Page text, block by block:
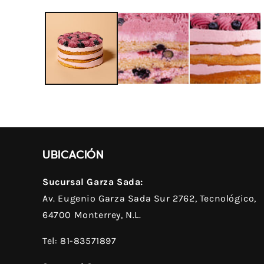
ventana
modal
UBICACIÓN
Sucursal Garza Sada:
Av. Eugenio Garza Sada Sur 2762, Tecnológico,
64700 Monterrey, N.L.
Tel: 81-83571897